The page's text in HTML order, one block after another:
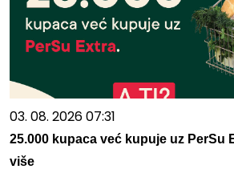
03. 08. 2026 07:31
25.000 kupaca već kupuje uz PerSu
više